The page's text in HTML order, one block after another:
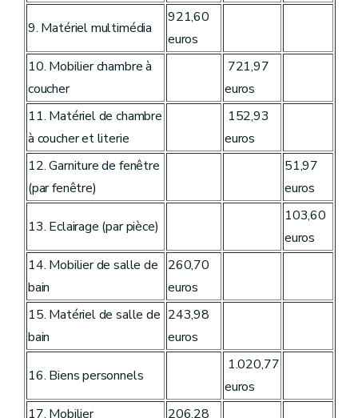
9. Matériel multimédia
921,60
euros
10. Mobilier chambre à
coucher
721,97
euros
11. Matériel de chambre
à coucher et literie
152,93
euros
12. Garniture de fenêtre
(par fenêtre)
51,97
euros
13. Eclairage (par pièce)
103,60
euros
14. Mobilier de salle de
bain
260,70
euros
15. Matériel de salle de
bain
243,98
euros
16. Biens personnels
1.020,77
euros
17. Mobilier
206,28